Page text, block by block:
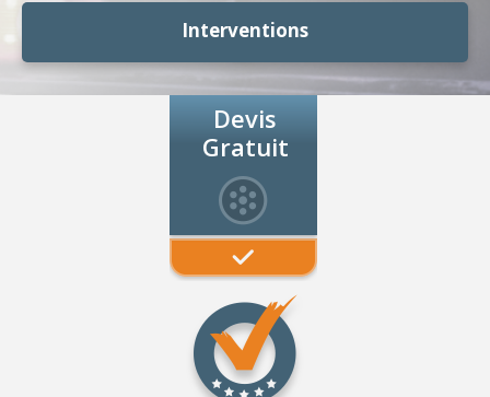
Interventions
Devis
Gratuit